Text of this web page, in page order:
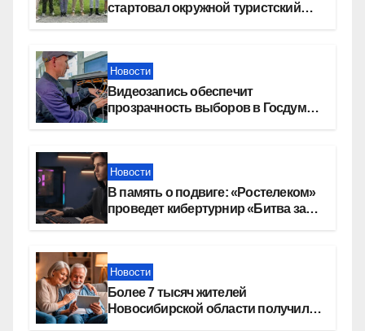
стартовал окружной туристский
Новости
Видеозапись обеспечит
прозрачность выборов в Госдуму
Новости
В память о подвиге: «Ростелеком»
проведет кибертурнир «Битва за
Новости
Более 7 тысяч жителей
Новосибирской области получили